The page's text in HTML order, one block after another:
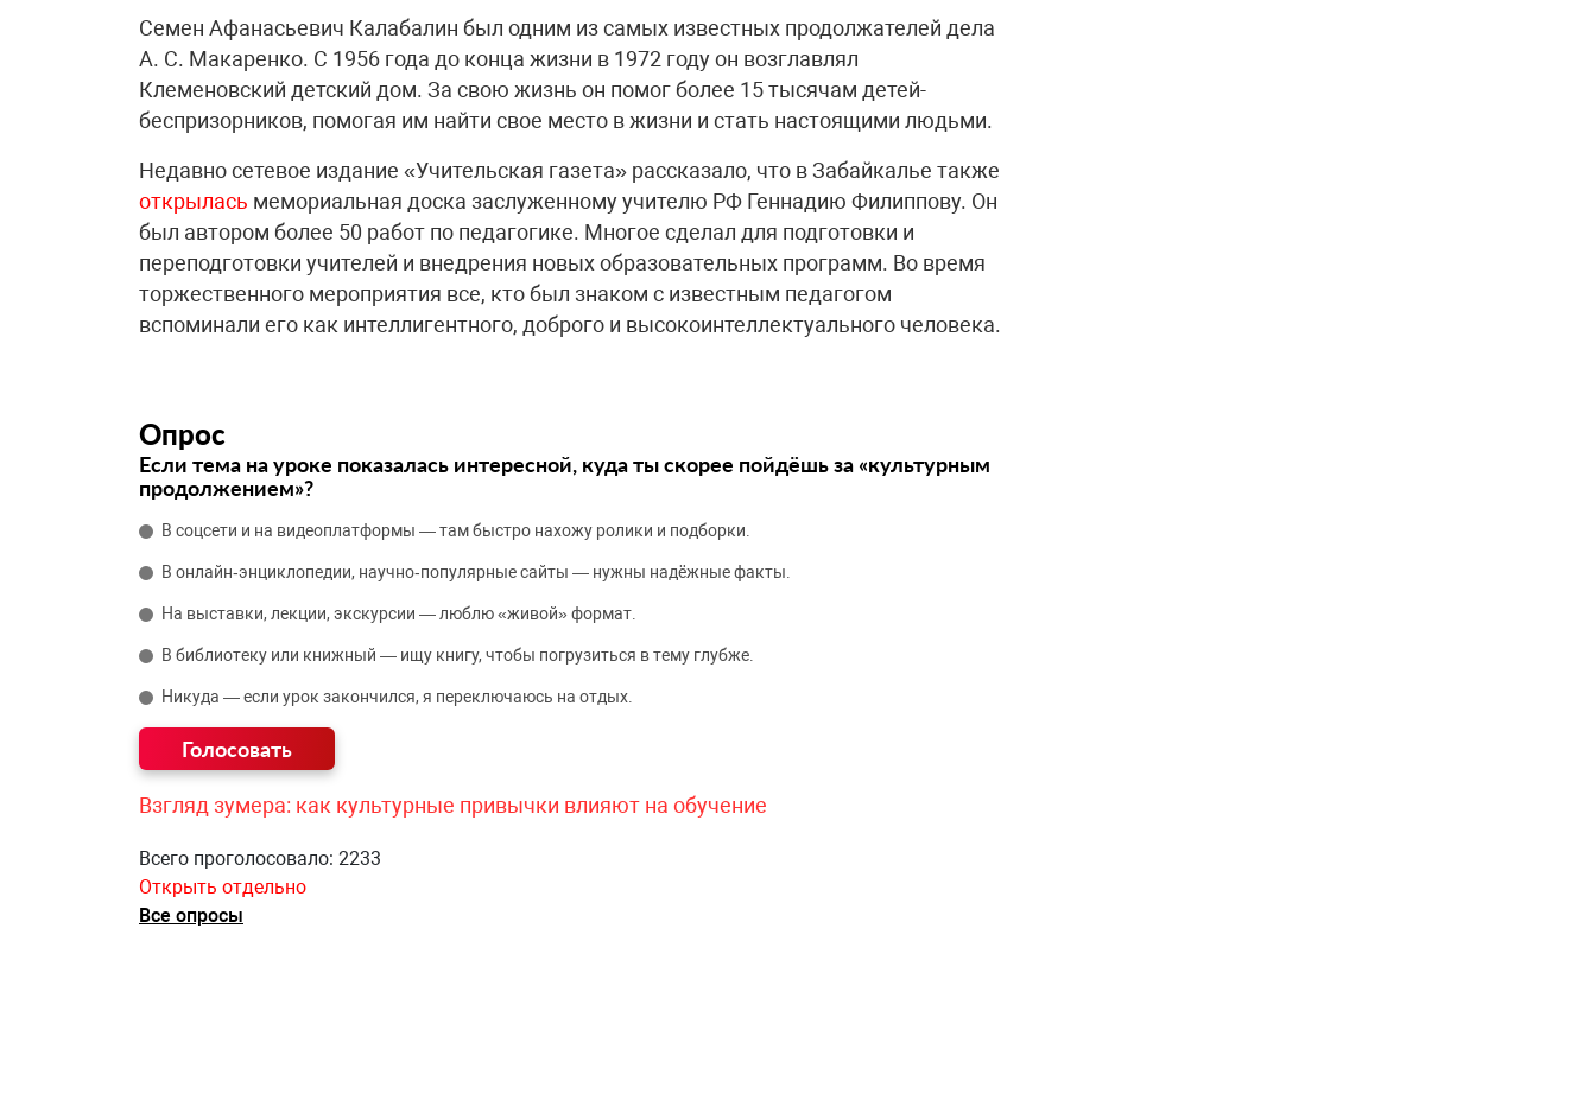
Семен Афанасьевич Калабалин был одним из самых известных продолжателей дела
А. С. Макаренко. С 1956 года до конца жизни в 1972 году он возглавлял
Клеменовский детский дом. За свою жизнь он помог более 15 тысячам детей-
беспризорников, помогая им найти свое место в жизни и стать настоящими людьми.
Недавно сетевое издание «Учительская газета» рассказало, что в Забайкалье также
открылась мемориальная доска заслуженному учителю РФ Геннадию Филиппову. Он
был автором более 50 работ по педагогике. Многое сделал для подготовки и
переподготовки учителей и внедрения новых образовательных программ. Во время
торжественного мероприятия все, кто был знаком с известным педагогом
вспоминали его как интеллигентного, доброго и высокоинтеллектуального человека.
Опрос
Если тема на уроке показалась интересной, куда ты скорее пойдёшь за «культурным
продолжением»?
В соцсети и на видеоплатформы — там быстро нахожу ролики и подборки.
В онлайн‑энциклопедии, научно‑популярные сайты — нужны надёжные факты.
На выставки, лекции, экскурсии — люблю «живой» формат.
В библиотеку или книжный — ищу книгу, чтобы погрузиться в тему глубже.
Никуда — если урок закончился, я переключаюсь на отдых.
Взгляд зумера: как культурные привычки влияют на обучение
Всего проголосовало: 2233
Открыть отдельно
Все опросы